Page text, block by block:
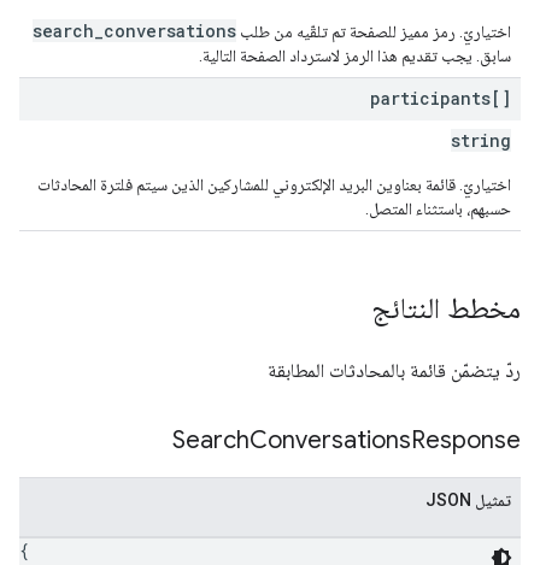
اختياريّ. رمز مميز للصفحة تم تلقّيه من طلب search_conversations
سابق. يجب تقديم هذا الرمز لاسترداد الصفحة التالية.
participants[]
string
اختياريّ. قائمة بعناوين البريد الإلكتروني للمشاركين الذين سيتم فلترة المحادثات
حسبهم، باستثناء المتصل.
مخطط النتائج
ردّ يتضمّن قائمة بالمحادثات المطابقة
SearchConversationsResponse
تمثيل JSON
{